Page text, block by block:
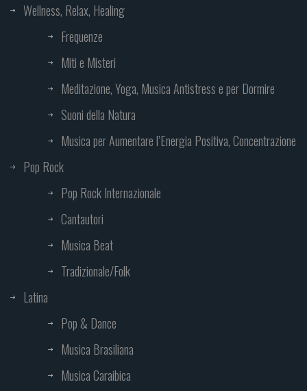
Wellness, Relax, Healing
Frequenze
Miti e Misteri
Meditazione, Yoga, Musica Antistress e per Dormire
Suoni della Natura
Musica per Aumentare l’Energia Positiva, Concentrazione
Pop Rock
Pop Rock Internazionale
Cantautori
Musica Beat
Tradizionale/Folk
Latina
Pop & Dance
Musica Brasiliana
Musica Caraibica